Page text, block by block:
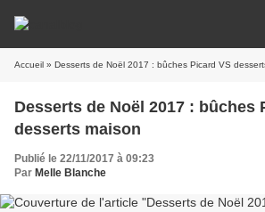
Accueil » Desserts de Noël 2017 : bûches Picard VS
Desserts de Noël 2017 : bûches
desserts maison
Publié le 22/11/2017 à 09:23
Par Melle Blanche